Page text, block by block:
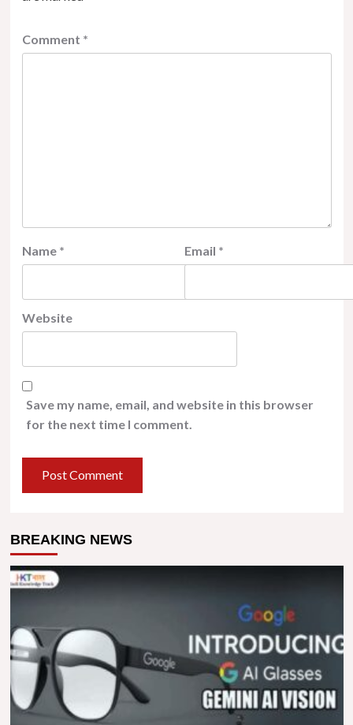
Comment *
Name * Email *
Website
Save my name, email, and website in this browser
for the next time I comment.
BREAKING NEWS